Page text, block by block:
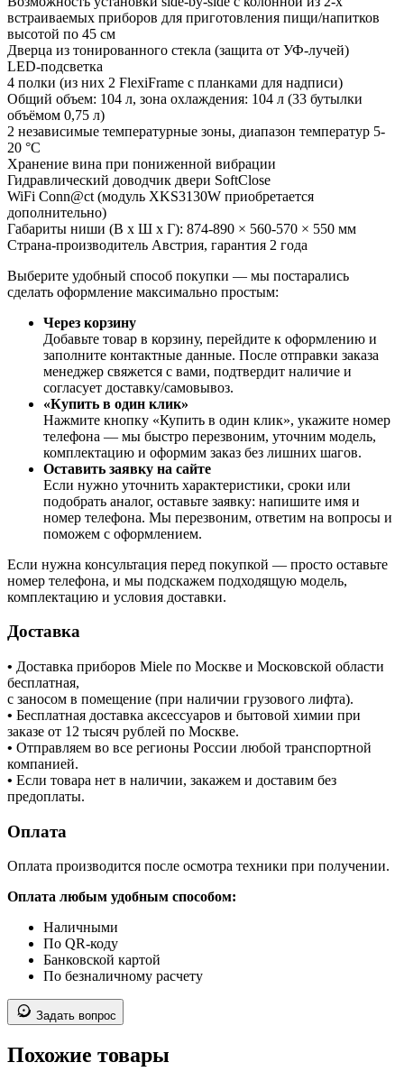
встраиваемых приборов для приготовления пищи/напитков
высотой по 45 см
Дверца из тонированного стекла (защита от УФ-лучей)
LED-подсветка
4 полки (из них 2 FlexiFrame с планками для надписи)
Общий объем: 104 л, зона охлаждения: 104 л (33 бутылки
объёмом 0,75 л)
2 независимые температурные зоны, диапазон температур 5-
20 °С
Хранение вина при пониженной вибрации
Гидравлический доводчик двери SoftClose
WiFi Conn@ct (модуль XKS3130W приобретается
дополнительно)
Габариты ниши (В x Ш х Г): 874-890 × 560-570 × 550 мм
Страна-производитель Австрия, гарантия 2 года
Выберите удобный способ покупки — мы постарались
сделать оформление максимально простым:
Через корзину
Добавьте товар в корзину, перейдите к оформлению и
заполните контактные данные. После отправки заказа
менеджер свяжется с вами, подтвердит наличие и
согласует доставку/самовывоз.
«Купить в один клик»
Нажмите кнопку «Купить в один клик», укажите номер
телефона — мы быстро перезвоним, уточним модель,
комплектацию и оформим заказ без лишних шагов.
Оставить заявку на сайте
Если нужно уточнить характеристики, сроки или
подобрать аналог, оставьте заявку: напишите имя и
номер телефона. Мы перезвоним, ответим на вопросы и
поможем с оформлением.
Если нужна консультация перед покупкой — просто оставьте
номер телефона, и мы подскажем подходящую модель,
комплектацию и условия доставки.
Доставка
• Доставка приборов Miele по Москве и Московской области
бесплатная,
с заносом в помещение (при наличии грузового лифта).
• Бесплатная доставка аксессуаров и бытовой химии при
заказе от 12 тысяч рублей по Москве.
• Отправляем во все регионы России любой транспортной
компанией.
• Если товара нет в наличии, закажем и доставим без
предоплаты.
Оплата
Оплата производится после осмотра техники при получении.
Оплата любым удобным способом:
Наличными
По QR-коду
Банковской картой
По безналичному расчету
Задать вопрос
Похожие товары